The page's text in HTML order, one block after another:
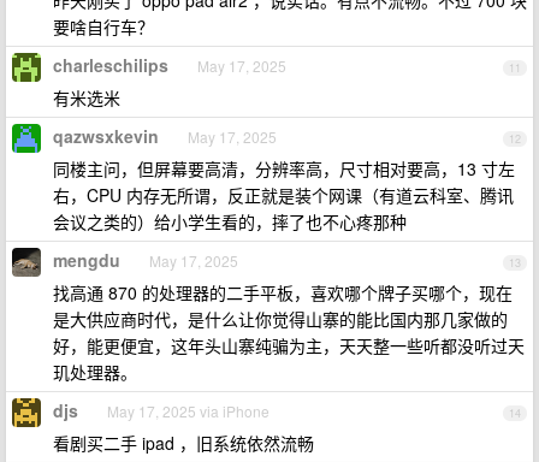
要啥自行车？
11
charleschilips May 17, 2025
有米选米
12
qazwsxkevin May 17, 2025
同楼主问，但屏幕要高清，分辨率高，尺寸相对要高，13 寸左
右，CPU 内存无所谓，反正就是装个网课（有道云科室、腾讯
会议之类的）给小学生看的，摔了也不心疼那种
13
mengdu May 17, 2025
找高通 870 的处理器的二手平板，喜欢哪个牌子买哪个，现在
是大供应商时代，是什么让你觉得山寨的能比国内那几家做的
好，能更便宜，这年头山寨纯骗为主，天天整一些听都没听过天
玑处理器。
14
djs May 17, 2025 via iPhone
看剧买二手 ipad ，旧系统依然流畅